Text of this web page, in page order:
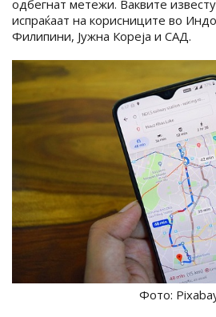
одбегнат метежи. Ваквите
испраќаат на корисниците во
Филипини, Јужна Кореја и САД.
Фото: